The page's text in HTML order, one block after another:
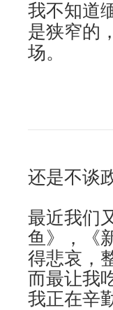
我不知道
是狭窄的
场。
还是不谈
最近我们
鱼》，《
得悲哀，
而最让我
我正在辛